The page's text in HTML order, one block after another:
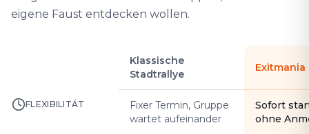
eigene Faust entdecken wollen.
Klassische
Stadtrallye
Exitmania
FLEXIBILITÄT
Fixer Termin, Gruppe
wartet aufeinander
Sofort
ohne